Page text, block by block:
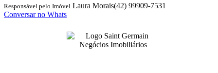
Responsável pelo Imóvel Laura Morais(42) 99909-7531
Conversar no Whats